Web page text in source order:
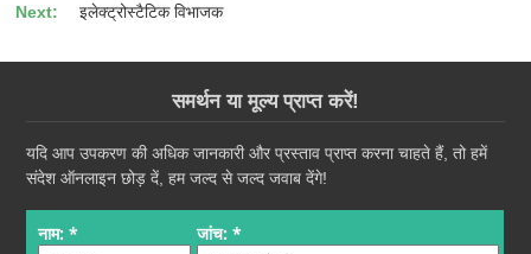
Next:
इलेक्ट्रोस्टैटिक विभाजक
समर्थन या मूल्य प्राप्त करें!
यदि आप उपकरण की अधिक जानकारी और प्रस्ताव प्राप्त करना चाहते हैं, तो हमें
संदेश ऑनलाइन छोड़ दें, हम जल्द से जल्द जवाब देंगे!